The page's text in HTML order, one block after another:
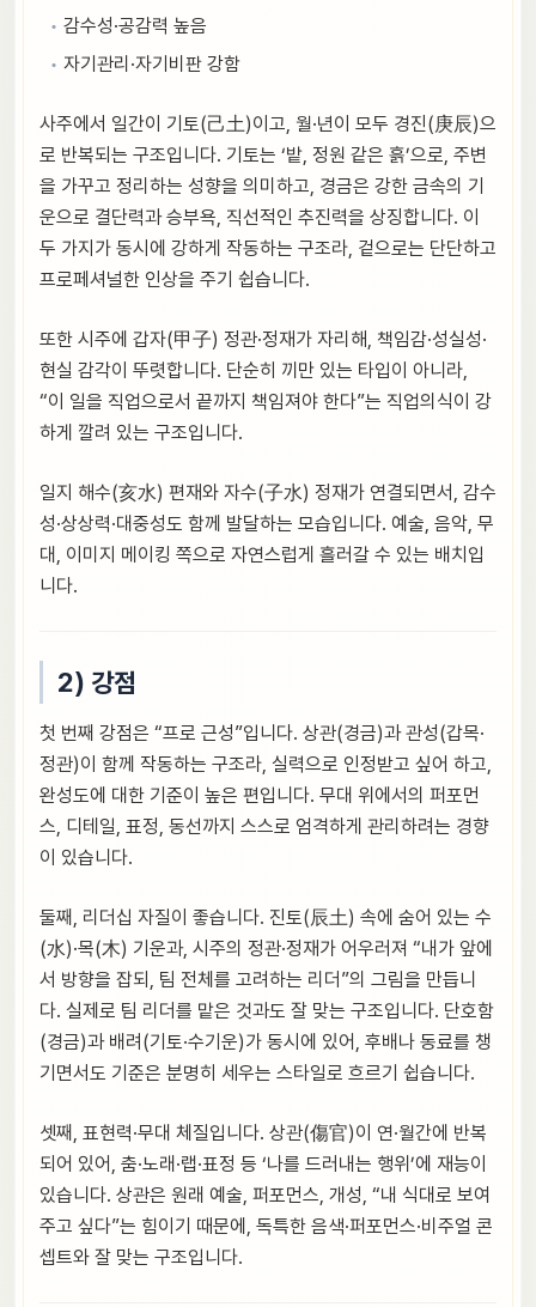
감수성·공감력 높음
자기관리·자기비판 강함
사주에서 일간이 기토(己土)이고, 월·년이 모두 경진(庚辰)으
로 반복되는 구조입니다. 기토는 ‘밭, 정원 같은 흙’으로, 주변
을 가꾸고 정리하는 성향을 의미하고, 경금은 강한 금속의 기
운으로 결단력과 승부욕, 직선적인 추진력을 상징합니다. 이
두 가지가 동시에 강하게 작동하는 구조라, 겉으로는 단단하고
프로페셔널한 인상을 주기 쉽습니다.
또한 시주에 갑자(甲子) 정관·정재가 자리해, 책임감·성실성·
현실 감각이 뚜렷합니다. 단순히 끼만 있는 타입이 아니라,
“이 일을 직업으로서 끝까지 책임져야 한다”는 직업의식이 강
하게 깔려 있는 구조입니다.
일지 해수(亥水) 편재와 자수(子水) 정재가 연결되면서, 감수
성·상상력·대중성도 함께 발달하는 모습입니다. 예술, 음악, 무
대, 이미지 메이킹 쪽으로 자연스럽게 흘러갈 수 있는 배치입
니다.
2) 강점
첫 번째 강점은 “프로 근성”입니다. 상관(경금)과 관성(갑목·
정관)이 함께 작동하는 구조라, 실력으로 인정받고 싶어 하고,
완성도에 대한 기준이 높은 편입니다. 무대 위에서의 퍼포먼
스, 디테일, 표정, 동선까지 스스로 엄격하게 관리하려는 경향
이 있습니다.
둘째, 리더십 자질이 좋습니다. 진토(辰土) 속에 숨어 있는 수
(水)·목(木) 기운과, 시주의 정관·정재가 어우러져 “내가 앞에
서 방향을 잡되, 팀 전체를 고려하는 리더”의 그림을 만듭니
다. 실제로 팀 리더를 맡은 것과도 잘 맞는 구조입니다. 단호함
(경금)과 배려(기토·수기운)가 동시에 있어, 후배나 동료를 챙
기면서도 기준은 분명히 세우는 스타일로 흐르기 쉽습니다.
셋째, 표현력·무대 체질입니다. 상관(傷官)이 연·월간에 반복
되어 있어, 춤·노래·랩·표정 등 ‘나를 드러내는 행위’에 재능이
있습니다. 상관은 원래 예술, 퍼포먼스, 개성, “내 식대로 보여
주고 싶다”는 힘이기 때문에, 독특한 음색·퍼포먼스·비주얼 콘
셉트와 잘 맞는 구조입니다.